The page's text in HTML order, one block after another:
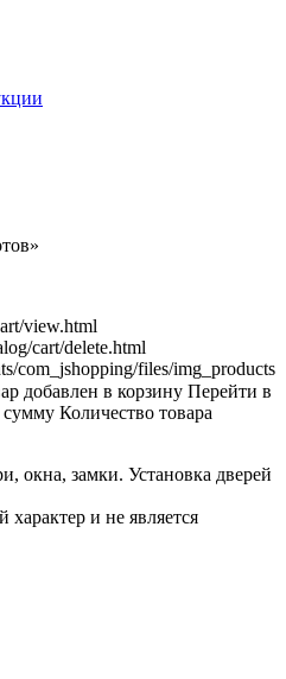
view.html
cart/delete.html
com_jshopping/files/img_products
добавлен в корзину Перейти в
сумму Количество товара
окна, замки. Установка дверей
и не является